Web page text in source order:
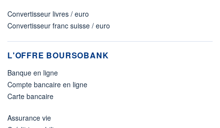
Convertisseur livres / euro
Convertisseur franc suisse / euro
L'OFFRE BOURSOBANK
Banque en ligne
Compte bancaire en ligne
Carte bancaire
Assurance vie